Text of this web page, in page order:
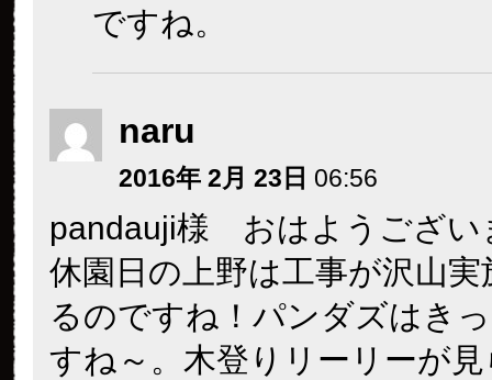
ですね。
naru
2016年 2月 23日 06:56
pandauji様 おはようござい
休園日の上野は工事が沢山
るのですね！パンダズはき
すね～。木登りリーリーが